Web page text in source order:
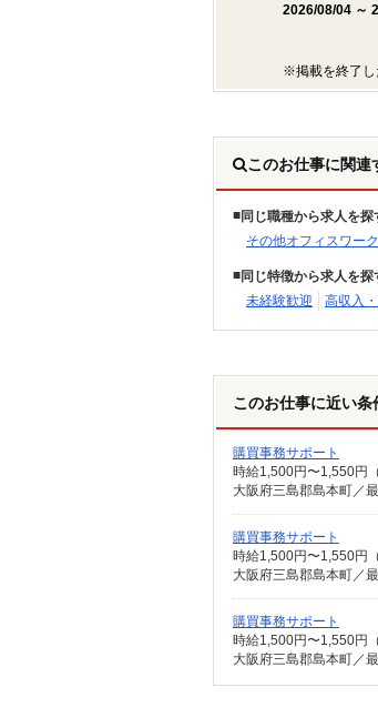
2026/08/04 ～
※掲載を終了し
このお仕事に関連
同じ職種から求人を探
その他オフィスワー
同じ特徴から求人を探
未経験歓迎
高収入
このお仕事に近い条
購買事務サポート
時給1,500円〜1,550円
大阪府三島郡島本町／
購買事務サポート
時給1,500円〜1,550円
大阪府三島郡島本町／
購買事務サポート
時給1,500円〜1,550円
大阪府三島郡島本町／